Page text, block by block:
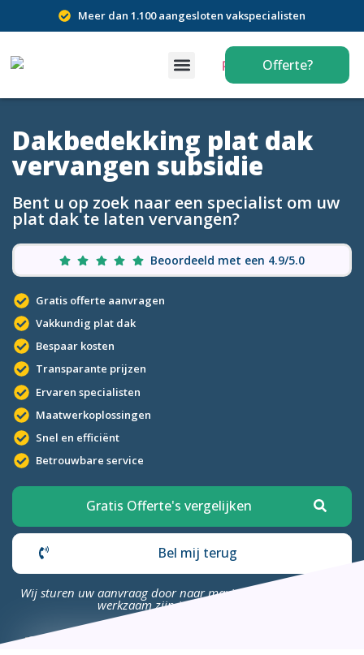
Meer dan 1.100 aangesloten vakspecialisten
Offerte?
Dakbedekking plat dak
vervangen subsidie
Bent u op zoek naar een specialist om uw
plat dak te laten vervangen?
Beoordeeld met een 4.9/5.0
Gratis offerte aanvragen
Vakkundig plat dak
Bespaar kosten
Transparante prijzen
Ervaren specialisten
Maatwerkoplossingen
Snel en efficiënt
Betrouwbare service
Gratis Offerte's vergelijken
Bel mij terug
Wij sturen uw aanvraag door naar maximaal 4 bedrijven die
werkzaam zijn in uw omgeving.